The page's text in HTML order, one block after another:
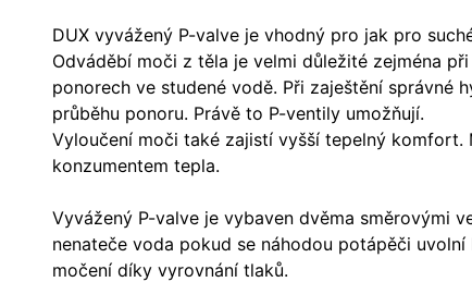
DUX vyvážený P-valve je vhodný pro jak pro
Odváděbí moči z těla je velmi důležité zejména
ponorech ve studené vodě. Při zaještění správné
průběhu ponoru. Právě to P-ventily umožňují.
Vyloučení moči také zajistí vyšší tepelný komfort.
konzumentem tepla.
Vyvážený P-valve je vybaven dvěma směrovými
nenateče voda pokud se náhodou potápěči
močení díky vyrovnání tlaků.